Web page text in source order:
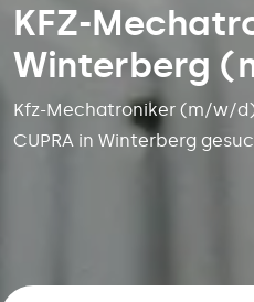
KFZ-
Winterberg
Kfz-Mechatroniker (m/w/d)
CUPRA in Winterberg